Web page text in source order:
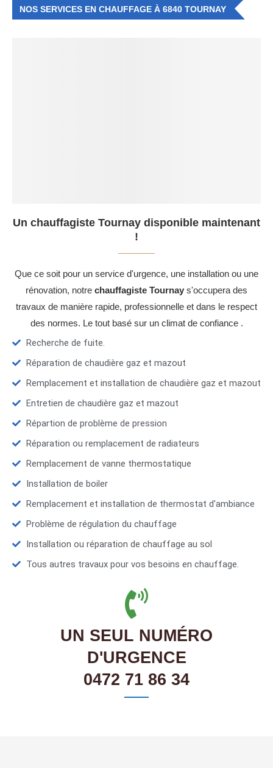
NOS SERVICES EN CHAUFFAGE À 6840 TOURNAY
Un chauffagiste Tournay disponible maintenant
!
Que ce soit pour un service d'urgence, une installation ou une
rénovation, notre chauffagiste Tournay s'occupera des
travaux de manière rapide, professionnelle et dans le respect
des normes. Le tout basé sur un climat de confiance .
Recherche de fuite.
Réparation de chaudière gaz et mazout
Remplacement et installation de chaudière gaz et mazout
Entretien de chaudière gaz et mazout
Répartion de problème de pression
Réparation ou remplacement de radiateurs
Remplacement de vanne thermostatique
Installation de boiler
Remplacement et installation de thermostat d'ambiance
Problème de régulation du chauffage
Installation ou réparation de chauffage au sol
Tous autres travaux pour vos besoins en chauffage.
UN SEUL NUMÉRO
D'URGENCE
0472 71 86 34